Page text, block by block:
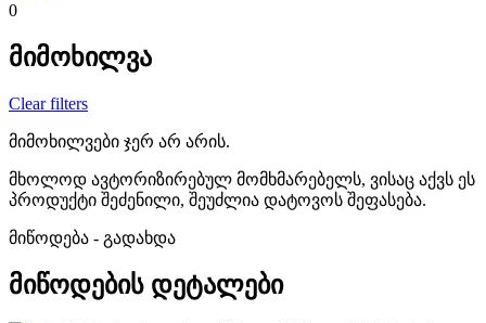
0
მიმოხილვა
Clear filters
მიმოხილვები ჯერ არ არის.
მხოლოდ ავტორიზირებულ მომხმარებელს, ვისაც აქვს ეს
პროდუქტი შეძენილი, შეუძლია დატოვოს შეფასება.
მიწოდება - გადახდა
მიწოდების დეტალები